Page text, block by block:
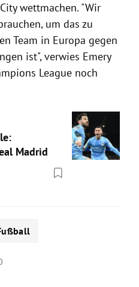
wettmachen. "Wir
um das zu
Team in Europa gegen
ist", verwies Emery
League noch
Madrid